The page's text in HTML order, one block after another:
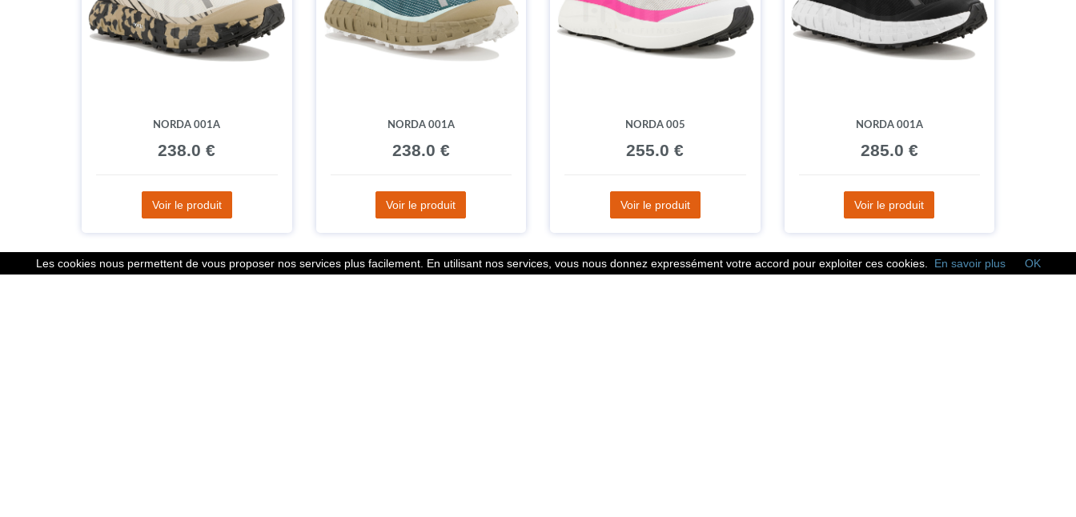
NORDA 001A
238.0 €
Voir le produit
NORDA 001A
238.0 €
Voir le produit
NORDA 005
255.0 €
Voir le produit
NORDA 001A
285.0 €
Voir le produit
Les cookies nous permettent de vous proposer nos services plus facilement. En utilisant nos services, vous nous donnez expressément votre accord pour exploiter ces cookies. En savoir plus OK